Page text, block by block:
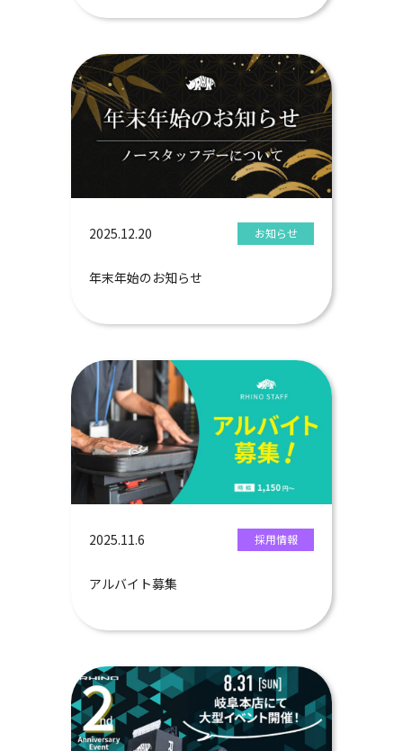
2025.12.20 お知らせ
年末年始のお知らせ
2025.11.6 採用情報
アルバイト募集